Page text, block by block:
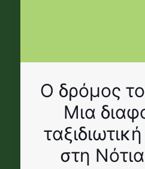
Ο δρόμος
Μια
στη